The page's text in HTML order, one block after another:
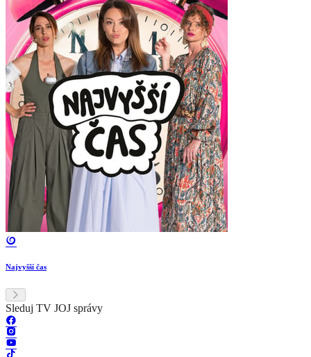
Najvyšší čas
Sleduj TV JOJ správy